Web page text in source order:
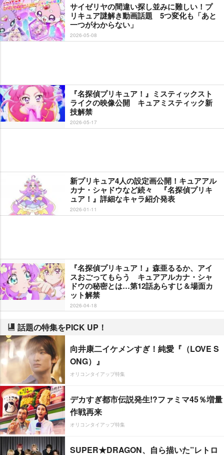
サイゼリヤの間違い探し並みに難しい！プ
リキュア謎解き動画話題 5つ変化も「あと
一つがわからない」
2026-05-08
『名探偵プリキュア！』ミスティックスト
ライクの映像公開 キュアミスティック新
技解禁
2026-05-17
新プリキュア4人の設定画公開！キュアアル
カナ・シャドウなど続々 『名探偵プリキ
ュア！』詳細なキャラ紹介発表
2026-01-11
『名探偵プリキュア！』森亜るるか、アイ
スおごってもらう キュアアルカナ・シャ
ドウの秘密とは…第12話あらすじ＆場面カ
ット解禁
2026-04-18
話題の特集をPICK UP！
向井康二イケメンすぎ！純愛『（LOVE S
ONG）』
オリコンタイアップ特集
デカすぎ都市伝説発生!?ファミマ45％増量
作戦再来
オリコンタイアップ特集
SUPER★DRAGON、自ら描いた”レトロ